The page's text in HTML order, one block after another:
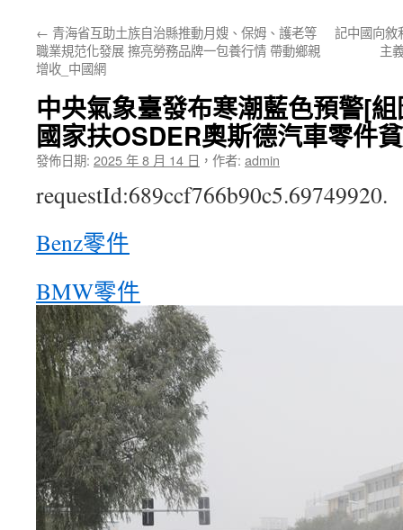
← 青海省互助土族自治縣推動月嫂、保姆、護老等
職業規范化發展 擦亮勞務品牌一包養行情 帶動鄉親
增收_中國網
記中國向敘
主
中央氣象臺發布寒潮藍色預警[
國家扶OSDER奧斯德汽車零件
發佈日期: 2025 年 8 月 14 日 ， 作者: admin
requestId:689ccf766b90c5.69749920.
Benz零件
BMW零件